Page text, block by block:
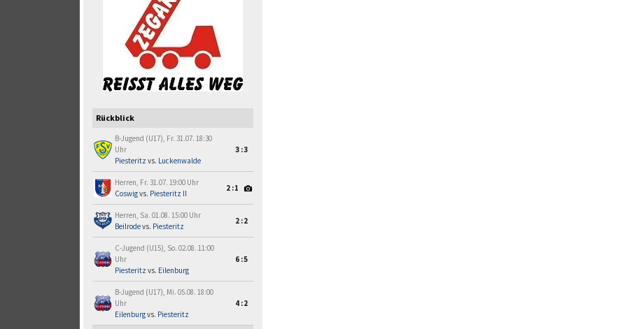
Rückblick
B-Jugend (U17), Fr. 31.07. 18:30
Uhr
Piesteritz vs. Luckenwalde
3:3
Herren, Fr. 31.07. 19:00 Uhr
Coswigvs. Piesteritz II
2:1
Herren, Sa. 01.08. 15:00 Uhr
Beilrodevs. Piesteritz
2:2
C-Jugend (U15), So. 02.08. 11:00
Uhr
Piesteritz vs. Eilenburg
6:5
B-Jugend (U17), Mi. 05.08. 18:00
Uhr
Eilenburgvs. Piesteritz
4:2